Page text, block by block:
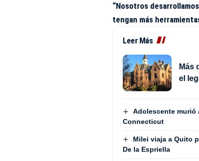
“Nosotros
tengan más
Leer Más
Más
el
Adolescente murió
Connecticut
Milei viaja a Quito
De la Espriella